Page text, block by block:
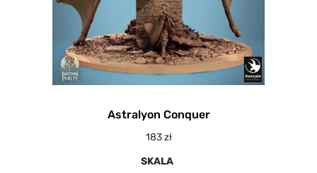
Astralyon Conquer
183zł
SKALA